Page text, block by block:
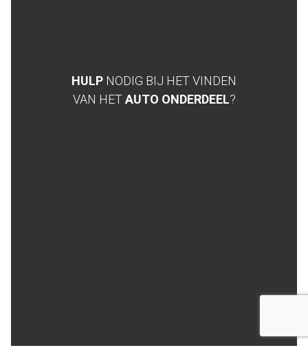
HULP NODIG BIJ HET VINDEN
VAN HETAUTO ONDERDEEL?